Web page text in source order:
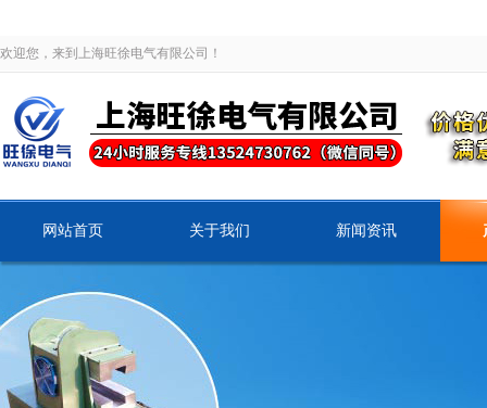
欢迎您，来到上海旺徐电气有限公司！
网站首页 关于我们 新闻资讯